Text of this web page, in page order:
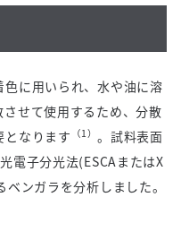
に用いられ、水や油に溶
せて使用するため、分散
となります （1） 。試料表面
電子分光法(ESCAまたはX
ンガラを分析しました。